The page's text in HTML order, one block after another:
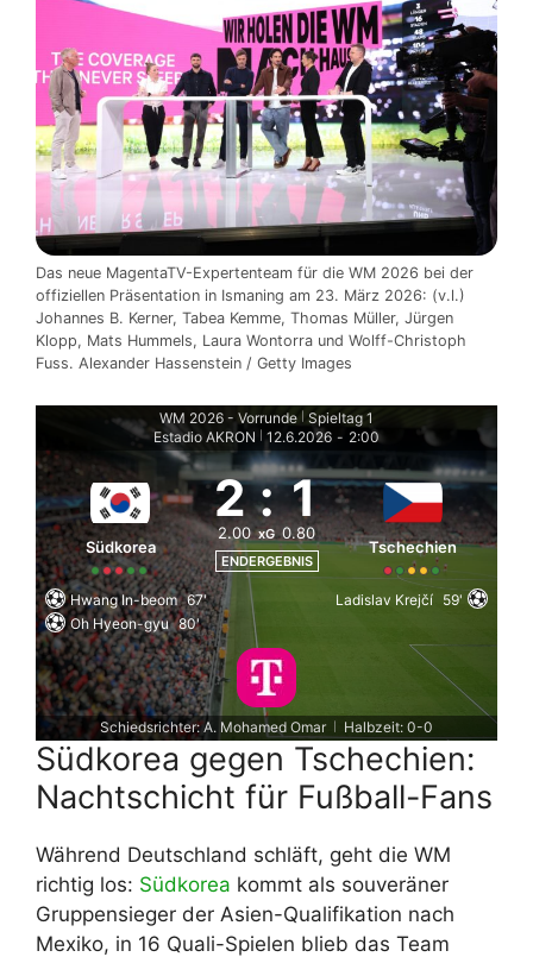
Das neue MagentaTV-Expertenteam für die WM 2026 bei der
offiziellen Präsentation in Ismaning am 23. März 2026: (v.l.)
Johannes B. Kerner, Tabea Kemme, Thomas Müller, Jürgen
Klopp, Mats Hummels, Laura Wontorra und Wolff-Christoph
Fuss. Alexander Hassenstein / Getty Images
WM 2026 - Vorrunde Spieltag 1
Estadio AKRON
12.6.2026 - 2:00
Südkorea
2 : 1
2.00 xG 0.80
ENDERGEBNIS
Tschechien
Hwang In-beom 67'
Oh Hyeon-gyu 80'
Ladislav Krejčí 59'
Schiedsrichter: A. Mohamed Omar Halbzeit: 0-0
Südkorea gegen Tschechien:
Nachtschicht für Fußball-Fans
Während Deutschland schläft, geht die WM
richtig los: Südkorea kommt als souveräner
Gruppensieger der Asien-Qualifikation nach
Mexiko, in 16 Quali-Spielen blieb das Team